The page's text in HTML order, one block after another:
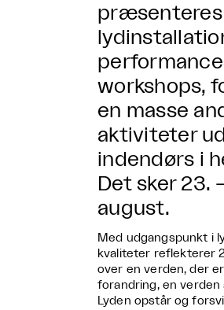
præsenteres
workshops,
en masse
aktiviteter
indendørs i
Det sker 23.
august.
Med udgangspunkt i
kvaliteter reflekterer
over en verden, der
forandring, en verden
Lyden opstår og